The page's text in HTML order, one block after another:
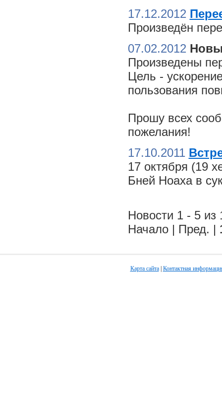
17.12.2012
Произведён
07.02.2012
Произведены
Цель -
пользования
Прошу всех
пожелания!
17.10.2011
17 октября (19
Бней Ноаха в
Новости 1 - 5 из
Начало | Пред. |
Карта сайта| Контактная